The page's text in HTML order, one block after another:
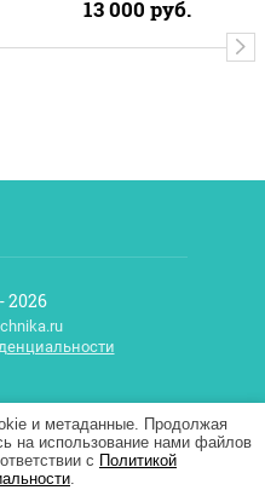
и метаданные. Продолжая
на использование нами файлов
с Политикой
.
13 000 руб.
2026